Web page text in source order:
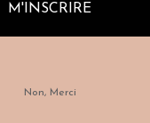
M'INSCRIRE
Non, Merci